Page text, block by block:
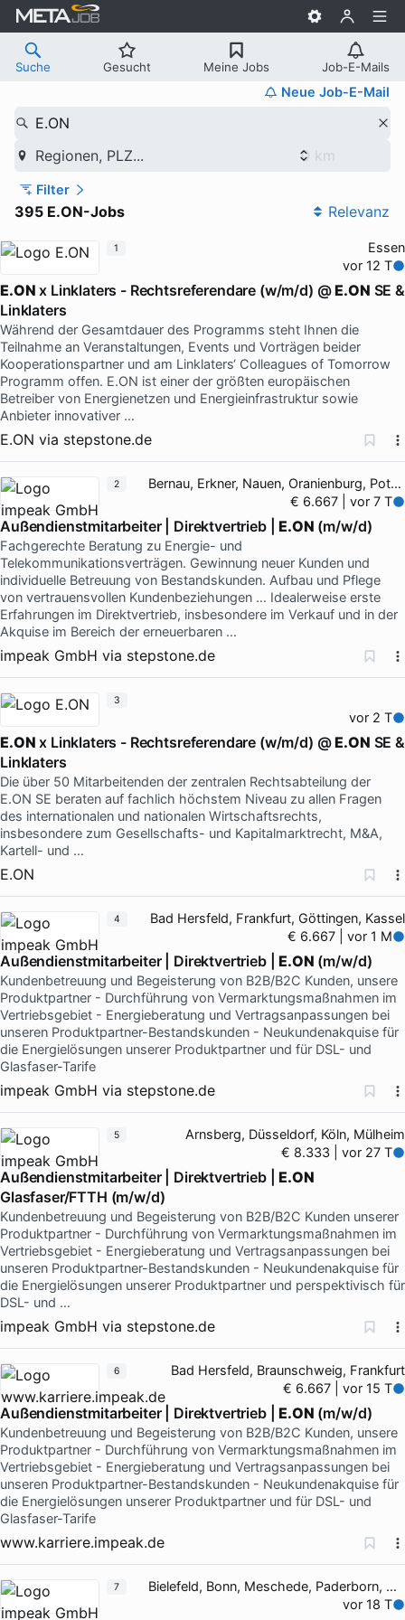
Suche Gesucht Meine Jobs Job-E-Mails
Neue Job-E-Mail
E.ON
Regionen, PLZ...
Filter
395 E.ON-Jobs Relevanz
Essen
vor 12 T
E.ON x Linklaters - Rechtsreferendare (w/m/d) @E.ON SE &
Linklaters
Während der Gesamtdauer des Programms steht Ihnen die
Teilnahme an Veranstaltungen, Events und Vorträgen beider
Kooperationspartner und am Linklaters‘ Colleagues of Tomorrow
Programm offen. E.ON ist einer der größten europäischen
Betreiber von Energienetzen und Energieinfrastruktur sowie
Anbieter innovativer …
E.ON via stepstone.de
1
Bernau, Erkner, Nauen, Oranienburg, Potsdam
€ 6.667 | vor 7 T
Außendienstmitarbeiter | Direktvertrieb |E.ON (m/w/d)
Fachgerechte Beratung zu Energie- und
Telekommunikationsverträgen. Gewinnung neuer Kunden und
individuelle Betreuung von Bestandskunden. Aufbau und Pflege
von vertrauensvollen Kundenbeziehungen … Idealerweise erste
Erfahrungen im Direktvertrieb, insbesondere im Verkauf und in der
Akquise im Bereich der erneuerbaren …
impeak GmbH via stepstone.de
2
vor 2 T
E.ON x Linklaters - Rechtsreferendare (w/m/d) @E.ON SE &
Linklaters
Die über 50 Mitarbeitenden der zentralen Rechtsabteilung der
E.ON SE beraten auf fachlich höchstem Niveau zu allen Fragen
des internationalen und nationalen Wirtschaftsrechts,
insbesondere zum Gesellschafts- und Kapitalmarktrecht, M&A,
Kartell- und …
E.ON
3
Bad Hersfeld, Frankfurt, Göttingen, Kassel
€ 6.667 | vor 1 M
Außendienstmitarbeiter | Direktvertrieb |E.ON (m/w/d)
Kundenbetreuung und Begeisterung von B2B/B2C Kunden, unsere
Produktpartner - Durchführung von Vermarktungsmaßnahmen im
Vertriebsgebiet - Energieberatung und Vertragsanpassungen bei
unseren Produktpartner-Bestandskunden - Neukundenakquise für
die Energielösungen unserer Produktpartner und für DSL- und
Glasfaser-Tarife
impeak GmbH via stepstone.de
4
Arnsberg, Düsseldorf, Köln, Mülheim
€ 8.333 | vor 27 T
Außendienstmitarbeiter | Direktvertrieb |E.ON
Glasfaser/FTTH (m/w/d)
Kundenbetreuung und Begeisterung von B2B/B2C Kunden unserer
Produktpartner - Durchführung von Vermarktungsmaßnahmen im
Vertriebsgebiet - Energieberatung und Vertragsanpassungen bei
unseren Produktpartner-Bestandskunden - Neukundenakquise für
die Energielösungen unserer Produktpartner und perspektivisch für
DSL- und …
impeak GmbH via stepstone.de
5
Bad Hersfeld, Braunschweig, Frankfurt
€ 6.667 | vor 15 T
Außendienstmitarbeiter | Direktvertrieb |E.ON (m/w/d)
Kundenbetreuung und Begeisterung von B2B/B2C Kunden, unsere
Produktpartner - Durchführung von Vermarktungsmaßnahmen im
Vertriebsgebiet - Energieberatung und Vertragsanpassungen bei
unseren Produktpartner-Bestandskunden - Neukundenakquise für
die Energielösungen unserer Produktpartner und für DSL- und
Glasfaser-Tarife
www.karriere.impeak.de
6
Bielefeld, Bonn, Meschede, Paderborn, Unna
vor 18 T
7